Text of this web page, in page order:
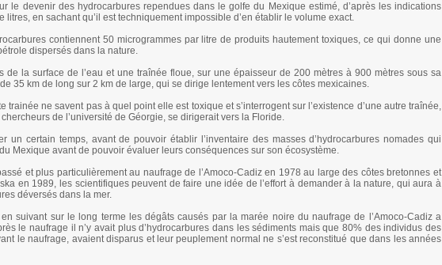
le devenir des hydrocarbures rependues dans le golfe du Mexique estimé, d’après les indications
litres, en sachant qu’il est techniquement impossible d’en établir le volume exact.
contiennent 50 microgrammes par litre de produits hautement toxiques, ce qui donne une
dispersés dans la nature.
de la surface de l’eau et une traînée floue, sur une épaisseur de 200 mètres à 900 mètres sous sa
35 km de long sur 2 km de large, qui se dirige lentement vers les côtes mexicaines.
trainée ne savent pas à quel point elle est toxique et s’interrogent sur l’existence d’une autre traînée,
de l’université de Géorgie, se dirigerait vers la Floride.
un certain temps, avant de pouvoir établir l’inventaire des masses d’hydrocarbures nomades qui
Mexique avant de pouvoir évaluer leurs conséquences sur son écosystème.
et plus particulièrement au naufrage de l’Amoco-Cadiz en 1978 au large des côtes bretonnes et
en 1989, les scientifiques peuvent de faire une idée de l’effort à demander à la nature, qui aura à
déversés dans la mer.
suivant sur le long terme les dégâts causés par la marée noire du naufrage de l’Amoco-Cadiz a
le naufrage il n’y avait plus d’hydrocarbures dans les sédiments mais que 80% des individus des
le naufrage, avaient disparus et leur peuplement normal ne s’est reconstitué que dans les années